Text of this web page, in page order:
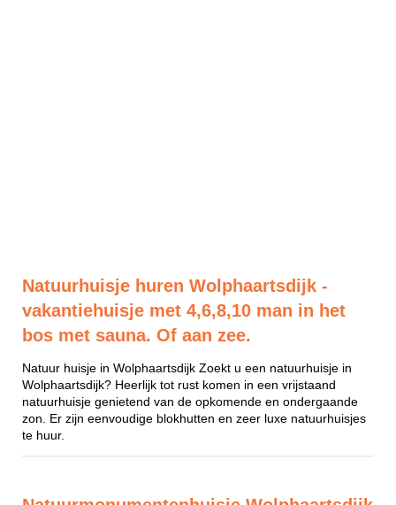
Natuurhuisje huren Wolphaartsdijk -
vakantiehuisje met 4,6,8,10 man in het
bos met sauna. Of aan zee.
Natuur huisje in Wolphaartsdijk Zoekt u een natuurhuisje in
Wolphaartsdijk? Heerlijk tot rust komen in een vrijstaand
natuurhuisje genietend van de opkomende en ondergaande
zon. Er zijn eenvoudige blokhutten en zeer luxe natuurhuisjes
te huur.